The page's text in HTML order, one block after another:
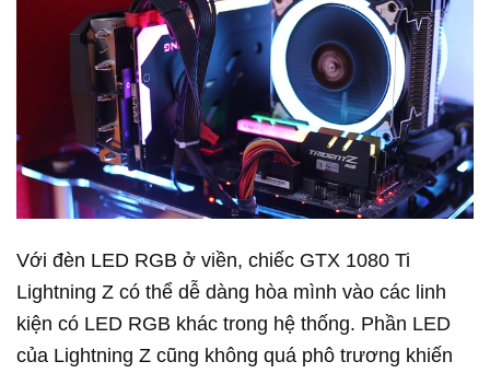
Với đèn LED RGB ở viền, chiếc GTX 1080 Ti
Lightning Z có thể dễ dàng hòa mình vào các linh
kiện có LED RGB khác trong hệ thống. Phần LED
của Lightning Z cũng không quá phô trương khiến